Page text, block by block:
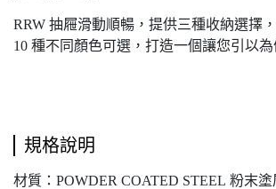
RRW 抽屜滑動順暢，提供三種收納選擇
10 種不同顏色可選，打造一個讓您引以為
規格說明
材質：POWDER COATED STEEL 粉末